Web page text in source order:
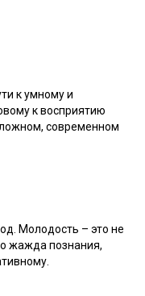
к умному и
к восприятию
современном
Молодость – это не
жажда познания,